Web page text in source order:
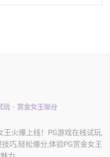
王火爆上线！PG游戏在线试玩,
巧,轻松爆分,体验PG赏金女王